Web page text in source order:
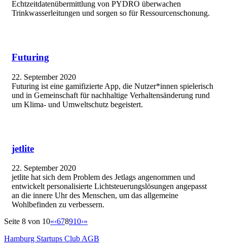
Echtzeitdatenübermittlung von PYDRO überwachen
Trinkwasserleitungen und sorgen so für Ressourcenschonung.
Futuring
22. September 2020
Futuring ist eine gamifizierte App, die Nutzer*innen spielerisch
und in Gemeinschaft für nachhaltige Verhaltensänderung rund
um Klima- und Umweltschutz begeistert.
jetlite
22. September 2020
jetlite hat sich dem Problem des Jetlags angenommen und
entwickelt personalisierte Lichtsteuerungslösungen angepasst
an die innere Uhr des Menschen, um das allgemeine
Wohlbefinden zu verbessern.
Seite 8 von 10«‹678910›»
Hamburg Startups Club AGB